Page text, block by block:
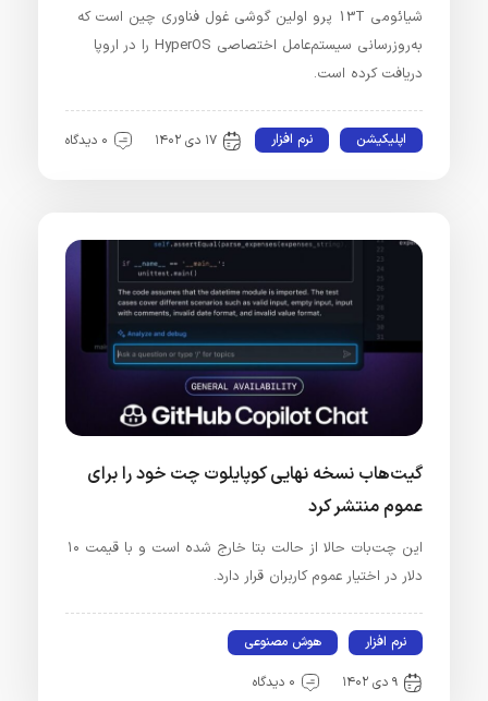
شیائومی 13T پرو اولین گوشی غول فناوری چین است که
به‌روزرسانی سیستم‌عامل اختصاصی HyperOS را در اروپا
دریافت کرده است.
اپلیکیشن نرم افزار
گیت‌هاب نسخه نهایی کوپایلوت چت خود را برای
عموم منتشر کرد
این چت‌بات حالا از حالت بتا خارج شده است و با قیمت ۱۰
دلار در اختیار عموم کاربران قرار دارد.
نرم افزار هوش مصنوعی